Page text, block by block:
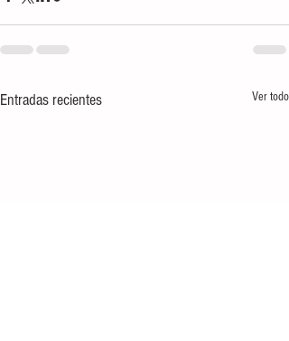
Entradas recientes Ver todo